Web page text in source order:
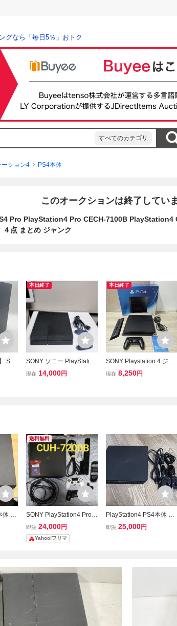
グなら「毎日5％」おトク
すべてのカテゴリ
ーション4 PS4本体
このオークションは終了してい
Pro PlayStation4 Pro CECH-7100B PlayStation4
４点 まとめ ジャンク
SO
本日終了
SONY ソニー PlayStation
4 PS4 CUH-1200A
現在 14,000円
本日終了
SONY Playstation 4 ジェ
ットブラック CUH-1200
現在 8,250円
体 C
送料無料
SONY PlayStation4 Pro
ジェットブラック 本体 コ
ントローラー2個付き PS
4 CUH-7200B
即決 24,000円
Yahoo!フリマ
PlayStation4 PS4本体 SO
NY ソニー 1TB CUH-200
即決 25,000円